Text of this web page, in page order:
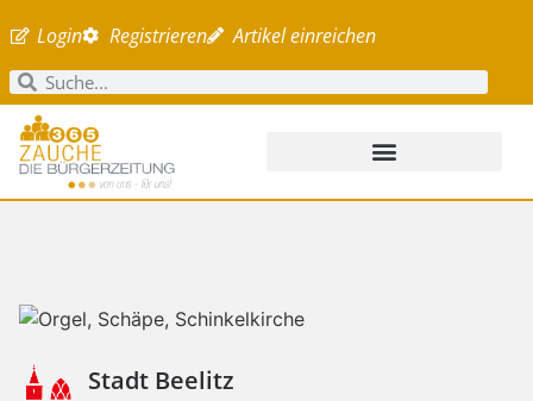
Login Registrieren Artikel einreichen
Stadt Beelitz